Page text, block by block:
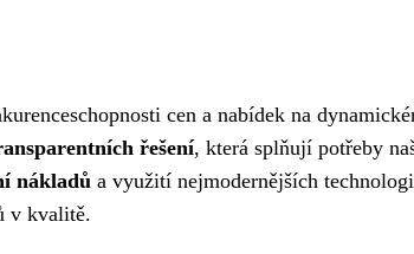
cen a nabídek na
řešení, která splňují potřeby
nákladů a využití nejmodernějších
v kvalitě.